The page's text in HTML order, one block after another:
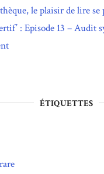
le plaisir de lire se
: Episode 13 – Audit
ÉTIQUETTES